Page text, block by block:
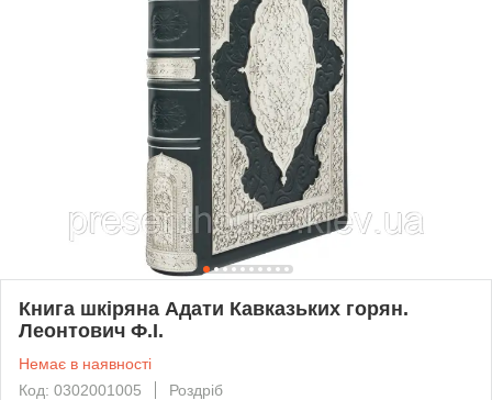
Книга шкіряна Адати Кавказьких горян.
Леонтович Ф.І.
Немає в наявності
Код: 0302001005
Роздріб